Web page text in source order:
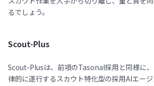
るでしょう。
Scout-Plus
Scout-Plusは、前項のTasonal採用と同様に
律的に遂行するスカウト特化型の採用AIエー